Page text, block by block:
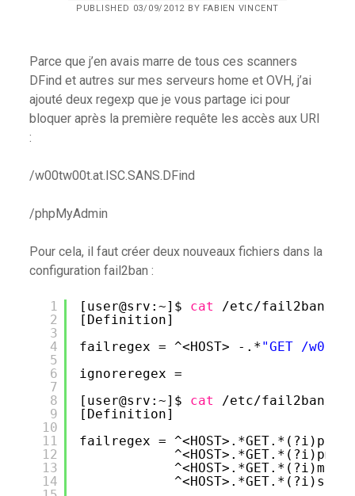
PUBLISHED 03/09/2012 BY FABIEN VINCENT
Parce que j’en avais marre de tous ces scanners
DFind et autres sur mes serveurs home et OVH, j’ai
ajouté deux regexp que je vous partage ici pour
bloquer après la première requête les accès aux URI
:
/w00tw00t.at.ISC.SANS.DFind
/phpMyAdmin
Pour cela, il faut créer deux nouveaux fichiers dans la
configuration fail2ban :
1
2
3
4
5
6
7
8
9
10
11
12
13
14
[user@srv:~]$ cat
/etc/fail2ban/
[Definition]
failregex = ^<HOST> -.*"GET /
ignoreregex =
[user@srv:~]$ cat
/etc/fail2ban/
[Definition]
failregex =